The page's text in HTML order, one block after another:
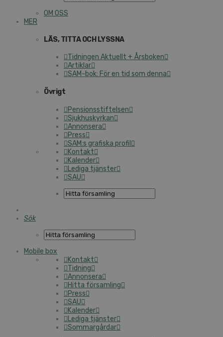
OM OSS
MER
LÄS, TITTA OCH LYSSNA
Tidningen Aktuellt + Årsboken
Artiklar
SAM-bok: För en tid som denna
Övrigt
Pensionsstiftelsen
Sjukhuskyrkan
Annonsera
Press
SAM:s grafiska profil
Kontakt
Kalender
Lediga tjänster
SAU
Sök
Mobile box
Kontakt
Tidning
Annonsera
Hitta församling
Press
SAU
Kalender
Lediga tjänster
Sommargårdar